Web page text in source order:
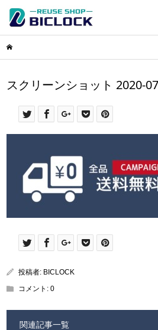
スクリーンショット 2020-
投稿者: BICLOCK
コメント:0
関連記事一覧